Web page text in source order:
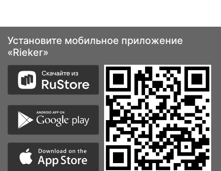
Установите мобильное приложение
«Rieker»